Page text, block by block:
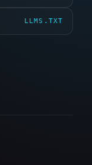
LLMS.TXT